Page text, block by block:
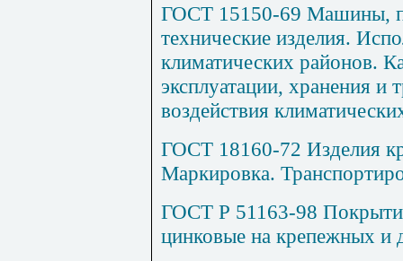
ГОСТ 15150-69 Машины,
технические изделия.
климатических районов.
эксплуатации, хранения и
воздействия
ГОСТ 18160-72 Изделия
Маркировка.
ГОСТ Р 51163-98
цинковые на крепежных и